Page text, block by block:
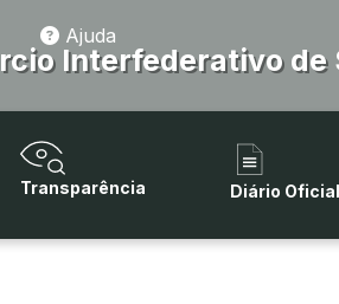
Ajuda
Interfederativo de
Transparência Diário Oficial